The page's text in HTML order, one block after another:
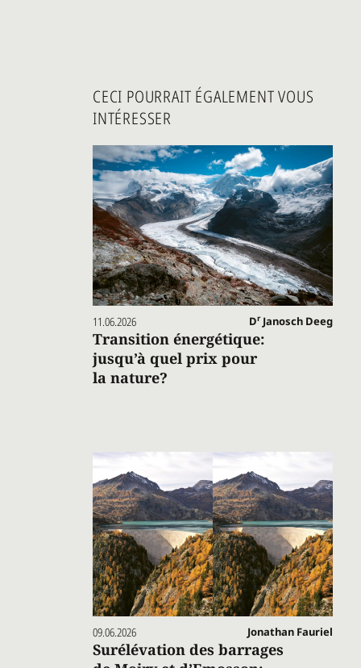
CECI POURRAIT ÉGALEMENT VOUS
INTÉRESSER
11.06.2026 DrJanosch Deeg
Transition énergétique:
jusqu’à quel prix pour
la nature?
09.06.2026 Jonathan Fauriel
Surélévation des barrages